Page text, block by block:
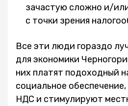
зачастую сложно и/
с точки зрения
Все эти люди гораздо
для экономики
них платят подоходный
социальное
НДС и стимулируют